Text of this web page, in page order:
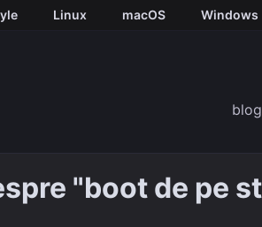
Linux macOS Windows
"boot de pe